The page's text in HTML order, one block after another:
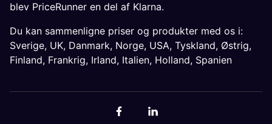
blev PriceRunner en del af Klarna.
Du kan sammenligne priser og produkter med os i:
Sverige, UK, Danmark, Norge, USA, Tyskland, Østrig,
Finland, Frankrig, Irland, Italien, Holland, Spanien